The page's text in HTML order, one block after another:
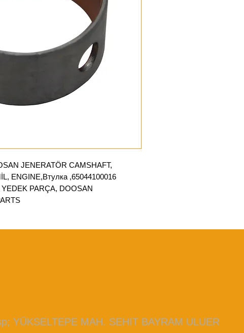
JENERATÖR CAMSHAFT,
ENGINE,Втулка ,65044100016
PARÇA, DOOSAN
YÜKSELTEPE MAH. SEHIT BAYRAM ULUER